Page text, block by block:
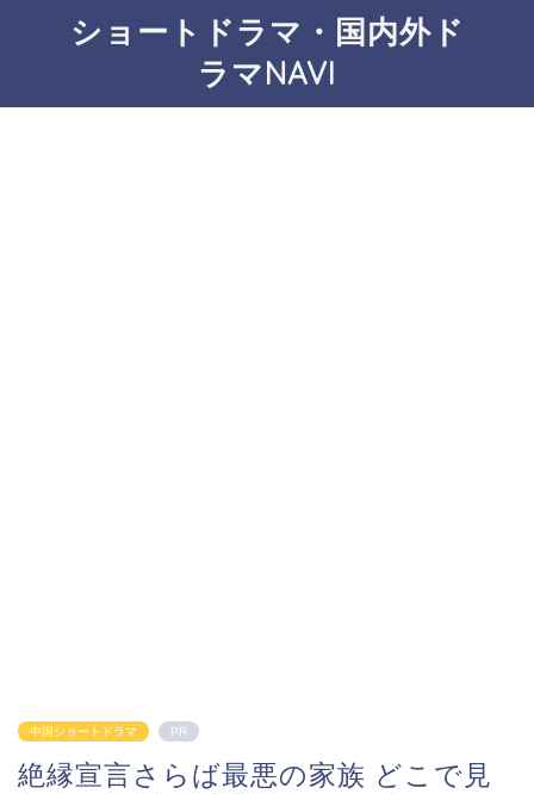
ショートドラマ・国内外ド
ラマNAVI
中国ショートドラマ PR
絶縁宣言さらば最悪の家族 どこで見